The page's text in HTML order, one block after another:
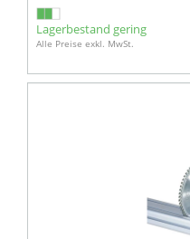
Lagerbestand gering
Alle Preise exkl. MwSt.